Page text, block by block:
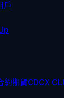
戶
約期貨CDCX CLI